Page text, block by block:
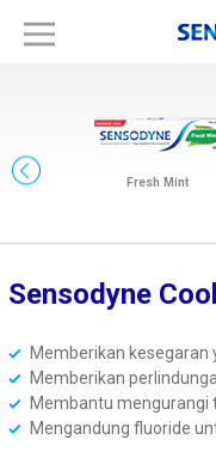
Fresh Mint
Sensodyne C
Memberikan kesegaran
Memberikan
Membantu mengurangi
Mengandung fluoride